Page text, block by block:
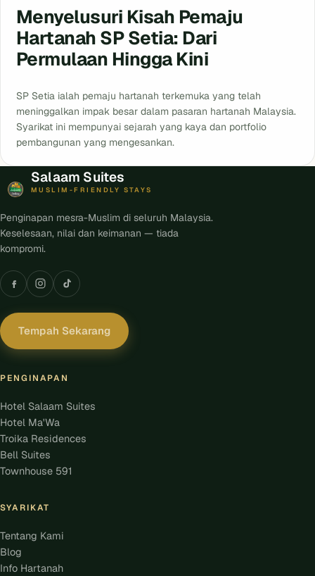
Menyelusuri Kisah Pemaju
Hartanah SP Setia: Dari
Permulaan Hingga Kini
SP Setia ialah pemaju hartanah terkemuka yang telah
meninggalkan impak besar dalam pasaran hartanah Malaysia.
Syarikat ini mempunyai sejarah yang kaya dan portfolio
pembangunan yang mengesankan.
Salaam Suites
MUSLIM-FRIENDLY STAYS
Penginapan mesra-Muslim di seluruh Malaysia.
Keselesaan, nilai dan keimanan — tiada
kompromi.
Tempah Sekarang
PENGINAPAN
Hotel Salaam Suites
Hotel Ma'Wa
Troika Residences
Bell Suites
Townhouse 591
SYARIKAT
Tentang Kami
Blog
Info Hartanah